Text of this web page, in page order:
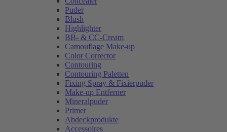
Puder
Blush
Highlighter
BB- & CC-Cream
Camouflage Make-up
Color Corrector
Contouring
Contouring Paletten
Fixing Spray & Fixierpuder
Make-up Entferner
Mineralpuder
Primer
Abdeckprodukte
Accessoires